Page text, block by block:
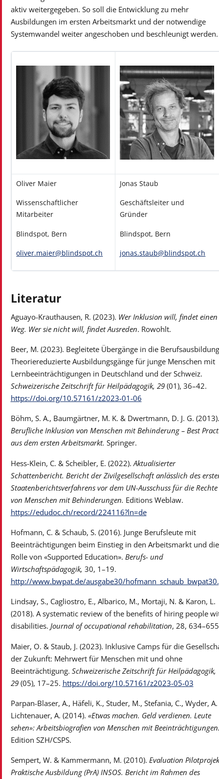
aktiv weitergegeben. So soll die Entwicklung zu mehr
Ausbildungen im ersten Arbeitsmarkt und der notwendige
Systemwandel weiter angeschoben und beschleunigt werden.
Oliver Maier
Wissenschaftlicher
Mitarbeiter
Blindspot, Bern
oliver.maier@blindspot.ch
Jonas Staub
Geschäftsleiter und
Gründer
Blindspot, Bern
jonas.staub@blindspot.ch
Literatur
Aguayo-Krauthausen, R. (2023). Wer Inklusion will, findet einen
Weg. Wer sie nicht will, findet Ausreden. Rowohlt.
Beer, M. (2023). Begleitete Übergänge in die
Theoriereduzierte Ausbildungsgänge für junge Menschen mit
Lernbeeinträchtigungen in Deutschland und der Schweiz.
Schweizerische Zeitschrift für Heilpädagogik, 29 (01), 36–42.
https://doi.org/10.57161/z2023-01-06
Böhm, S. A., Baumgärtner, M. K. & Dwertmann, D. J. G. (2013).
Berufliche Inklusion von Menschen mit Behinderung – Best
aus dem ersten Arbeitsmarkt. Springer.
Hess-Klein, C. & Scheibler, E. (2022). Aktualisierter
Schattenbericht. Bericht der Zivilgesellschaft anlässlich des
Staatenberichtsverfahrens vor dem UN-Ausschuss für die Rechte
von Menschen mit Behinderungen. Editions Weblaw.
https://edudoc.ch/record/224116?ln=de
Hofmann, C. & Schaub, S. (2016). Junge Berufsleute mit
Beeinträchtigungen beim Einstieg in den Arbeitsmarkt und die
Rolle von «Supported Education». Berufs- und
Wirtschaftspädagogik, 30, 1–19.
http://www.bwpat.de/ausgabe30/
Lindsay, S., Cagliostro, E., Albarico, M., Mortaji, N. & Karon, L.
(2018). A systematic review of the benefits of hiring people
disabilities. Journal of occupational rehabilitation, 28,
Maier, O. & Staub, J. (2023). Inklusive Camps für die
der Zukunft: Mehrwert für Menschen mit und ohne
Beeinträchtigung. Schweizerische Zeitschrift für Heilpädagogik,
29(05), 17–25. https://doi.org/10.57161/z2023-05-03
Parpan-Blaser, A., Häfeli, K., Studer, M., Stefania, C., Wyder,
Lichtenauer, A. (2014). «Etwas machen. Geld verdienen. Leute
sehen»: Arbeitsbiografien von Menschen mit
Edition SZH/CSPS.
Sempert, W. & Kammermann, M. (2010). Evaluation
Praktische Ausbildung (PrA) INSOS. Bericht im Rahmen des